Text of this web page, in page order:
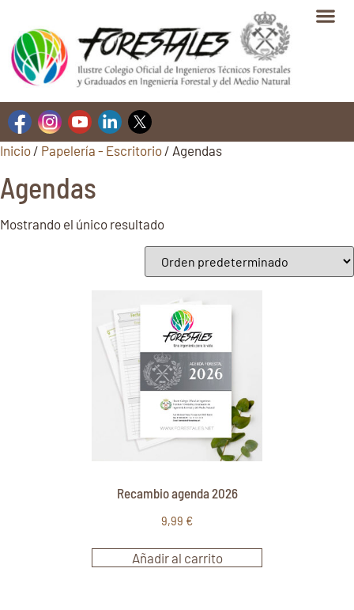
Inicio / Papelería - Escritorio / Agendas
Agendas
Mostrando el único resultado
Recambio agenda 2026
9,99 €
Añadir al carrito